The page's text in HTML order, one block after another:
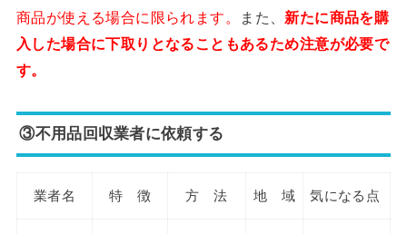
商品が使える場合に限られます。
また、 新たに商品を購
入した場合に下取りとなることもあるため注意が必要で
す。
③不用品回収業者に依頼する
業者名 特 徴 方 法 地 域 気になる点